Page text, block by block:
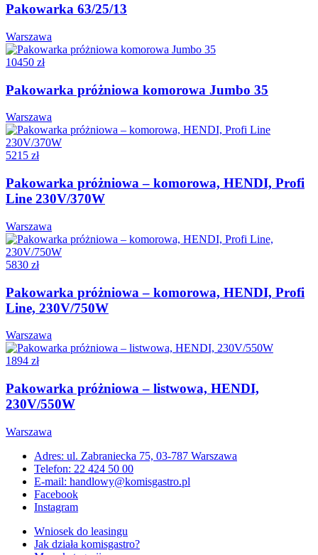
Pakowarka 63/25/13
Warszawa
10450 zł
Pakowarka próżniowa komorowa Jumbo 35
Warszawa
5215 zł
Pakowarka próżniowa – komorowa, HENDI, Profi
Line 230V/370W
Warszawa
5830 zł
Pakowarka próżniowa – komorowa, HENDI, Profi
Line, 230V/750W
Warszawa
1894 zł
Pakowarka próżniowa – listwowa, HENDI,
230V/550W
Warszawa
Adres: ul. Zabraniecka 75, 03-787 Warszawa
Telefon: 22 424 50 00
E-mail: handlowy@komisgastro.pl
Facebook
Instagram
Wniosek do leasingu
Jak działa komisgastro?